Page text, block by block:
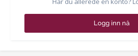
Logg inn nå